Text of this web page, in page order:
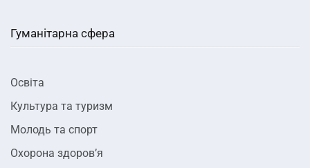
Гуманітарна сфера
Освіта
Культура та туризм
Молодь та спорт
Охорона здоров’я